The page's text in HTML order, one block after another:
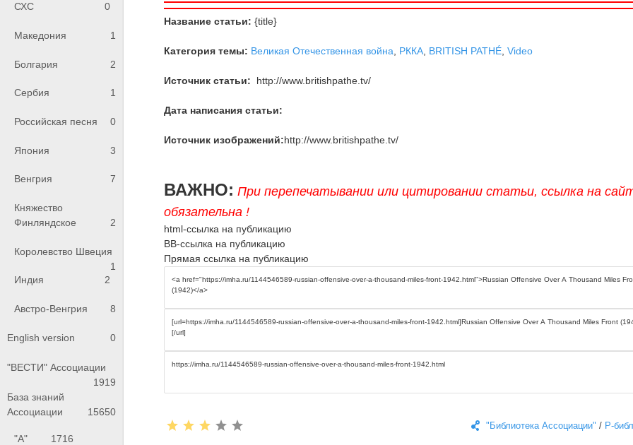
СХС
0
Македония 1
Болгария 2
Сербия 1
Российская песня 0
Япония 3
Венгрия 7
Княжество
Финляндское
2
Королевство Швеция
1
Индия
2
Австро-Венгрия 8
English version 0
"ВЕСТИ" Ассоциации
1919
База знаний
Ассоциации
15650
"А" 1716
Название статьи: {title}
Категория темы: Великая Отечественная война РККА BRITISH PATHÉ ,Video
Источник статьи: http://www.britishpathe.tv/
Дата написания статьи:
Источник изображений:http://www.britishpathe.tv/
ВАЖНО: При перепечатывании или цитировании статьи, ссылка на
обязательна !
html-ссылка на публикацию
BB-ссылка на публикацию
Прямая ссылка на публикацию
"Библиотека Ассоциации" / Р-